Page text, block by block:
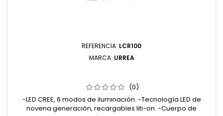
REFERENCIA: LCR100
MARCA: URREA
(0)
-LED CREE, 6 modos de iluminación. -Tecnología LED de
novena generación, recargables liti-on. -Cuerpo de